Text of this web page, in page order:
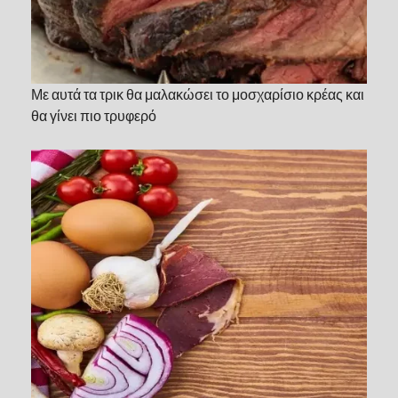
Με αυτά τα τρικ θα μαλακώσει το μοσχαρίσιο κρέας και
θα γίνει πιο τρυφερό